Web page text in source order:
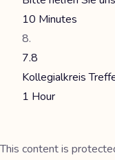
10 Minutes
7.8
Kollegialkreis
1 Hour
This content is